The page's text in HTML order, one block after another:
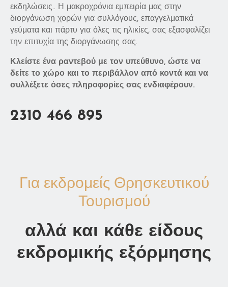
εκδηλώσεις.. Η μακροχρόνια εμπειρία μας στην
διοργάνωση χορών για συλλόγους, επαγγελματικά
γεύματα και πάρτυ για όλες τις ηλικίες, σας εξασφαλίζει
την επιτυχία της διοργάνωσης σας.
Κλείστε ένα ραντεβού με τον υπεύθυνο, ώστε να
δείτε το χώρο και το περιβάλλον από κοντά και να
συλλέξετε όσες πληροφορίες σας ενδιαφέρουν.
2310 466 895
Για εκδρομείς Θρησκευτικού
Τουρισμού
αλλά και κάθε είδους
εκδρομικής εξόρμησης